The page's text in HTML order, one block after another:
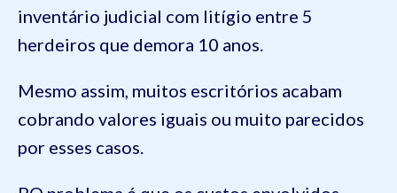
inventário judicial com litígio entre 5
herdeiros que demora 10 anos.
Mesmo assim, muitos escritórios acabam
cobrando valores iguais ou muito parecidos
por esses casos.